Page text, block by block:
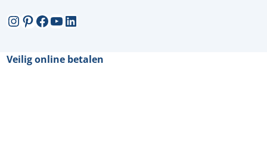
Instagram
Pinterest
Facebook
YouTube
LinkedIn
Veilig online betalen